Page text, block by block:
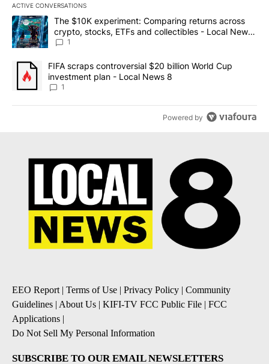
ACTIVE CONVERSATIONS
The following is a list of the most commented articles in the last
A trending article titled "The $10K experiment: Comparing
The $10K experiment: Comparing returns across
crypto, stocks, ETFs and collectibles - Local News
8
1
A trending article titled "FIFA scraps controversial $20 billion
FIFA scraps controversial $20 billion World Cup
investment plan - Local News 8
1
Powered by
EEO Report | Terms of Use | Privacy Policy | Community
Guidelines | About Us | KIFI-TV FCC Public File | FCC
Applications |
Do Not Sell My Personal Information
SUBSCRIBE TO OUR EMAIL NEWSLETTERS